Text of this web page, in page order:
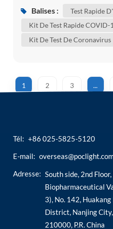
pouvez utiliser le kit
Balises :
Test Rapide
Kit De Test Rapide COVID-
Kit De Test De Coronavirus
1 2 3 ...
Tél: +86 025-5825-5120
E-mail:
Adresse: South side, 2nd
Biopharmaceutical
3), No. 142,
District, Nanjing
210000, P.R. China